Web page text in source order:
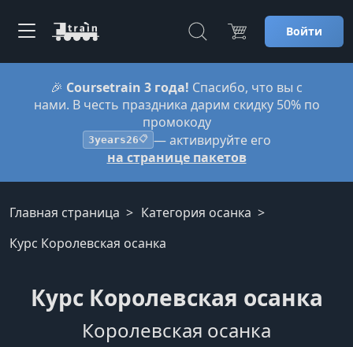
Войти
🎉 Coursetrain 3 года! Спасибо, что вы с
нами. В честь праздника дарим скидку 50% по
промокоду
3years26📋 — активируйте его
на странице пакетов
Главная страница
Категория осанка
Курс Королевская осанка
Курс Королевская осанка
Королевская осанка